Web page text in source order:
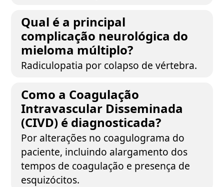
Qual é a principal
complicação neurológica do
mieloma múltiplo?
Radiculopatia por colapso de vértebra.
Como a Coagulação
Intravascular Disseminada
(CIVD) é diagnosticada?
Por alterações no coagulograma do
paciente, incluindo alargamento dos
tempos de coagulação e presença de
esquizócitos.